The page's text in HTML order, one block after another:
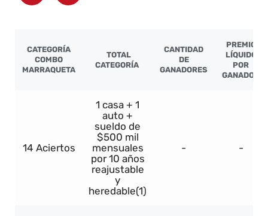
CATEGORÍA
COMBO
MARRAQUETA
TOTAL
CATEGORÍA
CANTIDAD
DE
GANADORES
PREMIO
LÍQUIDO
POR
GANADOR
14 Aciertos
1 casa + 1
auto +
sueldo de
$500 mil
mensuales
por 10 años
reajustable
y
heredable(1)
- -